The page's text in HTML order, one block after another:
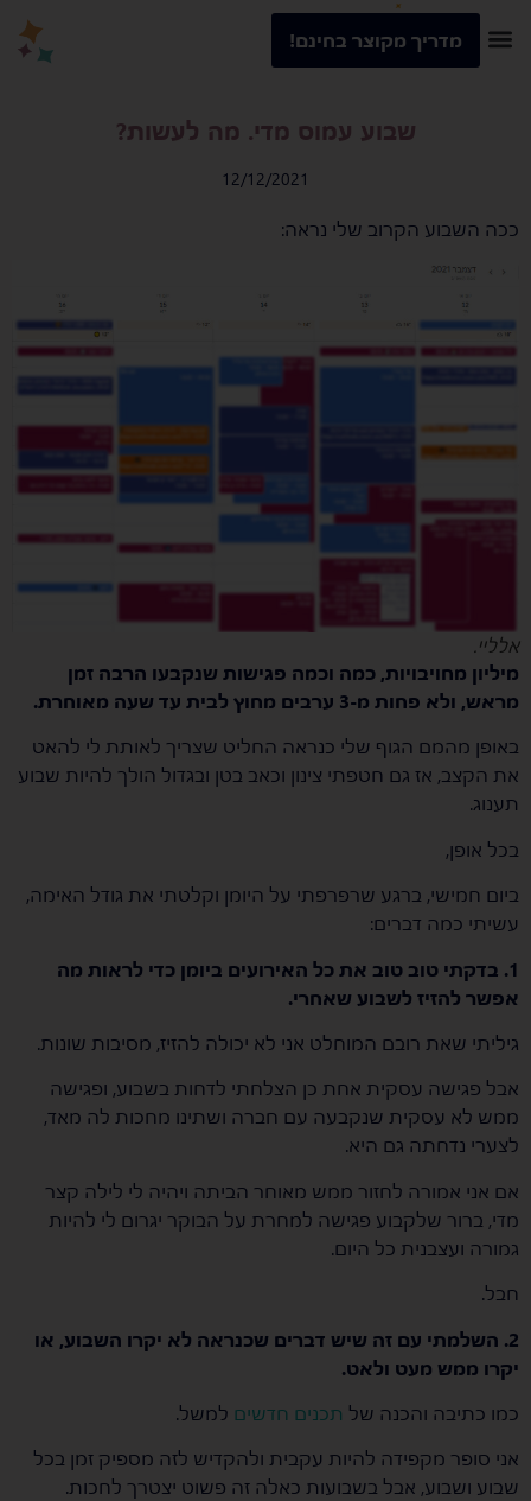
מדריך מקוצר בחינם!
שבוע עמוס מדי. מה לעשות?
12/12/2021
ככה השבוע הקרוב שלי נראה:
אלליי.
מיליון מחויבויות, כמה וכמה פגישות שנקבעו הרבה זמן
מראש, ולא פחות מ-3 ערבים מחוץ לבית עד שעה מאוחרת.
באופן מהמם הגוף שלי כנראה החליט שצריך לאותת לי להאט
את הקצב, אז גם חטפתי צינון וכאב בטן ובגדול הולך להיות שבוע
תענוג.
בכל אופן,
ביום חמישי, ברגע שרפרפתי על היומן וקלטתי את גודל האימה,
עשיתי כמה דברים:
1. בדקתי טוב טוב את כל האירועים ביומן כדי לראות מה
אפשר להזיז לשבוע שאחרי.
גיליתי שאת רובם המוחלט אני לא יכולה להזיז, מסיבות שונות.
אבל פגישה עסקית אחת כן הצלחתי לדחות בשבוע, ופגישה
ממש לא עסקית שנקבעה עם חברה ושתינו מחכות לה מאד,
לצערי נדחתה גם היא.
אם אני אמורה לחזור ממש מאוחר הביתה ויהיה לי לילה קצר
מדי, ברור שלקבוע פגישה למחרת על הבוקר יגרום לי להיות
גמורה ועצבנית כל היום.
חבל.
2. השלמתי עם זה שיש דברים שכנראה לא יקרו השבוע, או
יקרו ממש מעט ולאט.
כמו כתיבה והכנה של תכנים חדשים למשל.
אני סופר מקפידה להיות עקבית ולהקדיש לזה מספיק זמן בכל
שבוע ושבוע, אבל בשבועות כאלה זה פשוט יצטרך לחכות.